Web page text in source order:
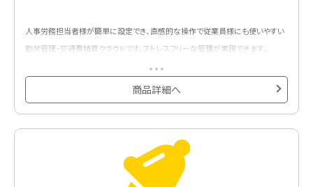
人事労務担当者様が簡単に設定でき、直感的な操作で従業員様にも使いやすい
勤怠管理・交通費精算クラウドです。ストレスフリーな管理が実現できます。
商品詳細へ